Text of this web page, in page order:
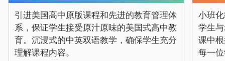
引进美国高中原版课程和先进的教育管理体
系，保证学生接受原汁原味的美国式高中教
育。沉浸式的中英双语教学，确保学生充分
理解课程内容。
小班
学生
课中
每一